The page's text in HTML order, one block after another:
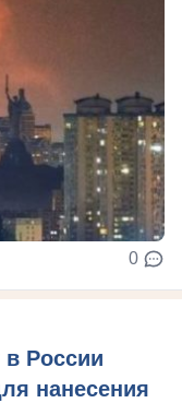
0
России
нанесения